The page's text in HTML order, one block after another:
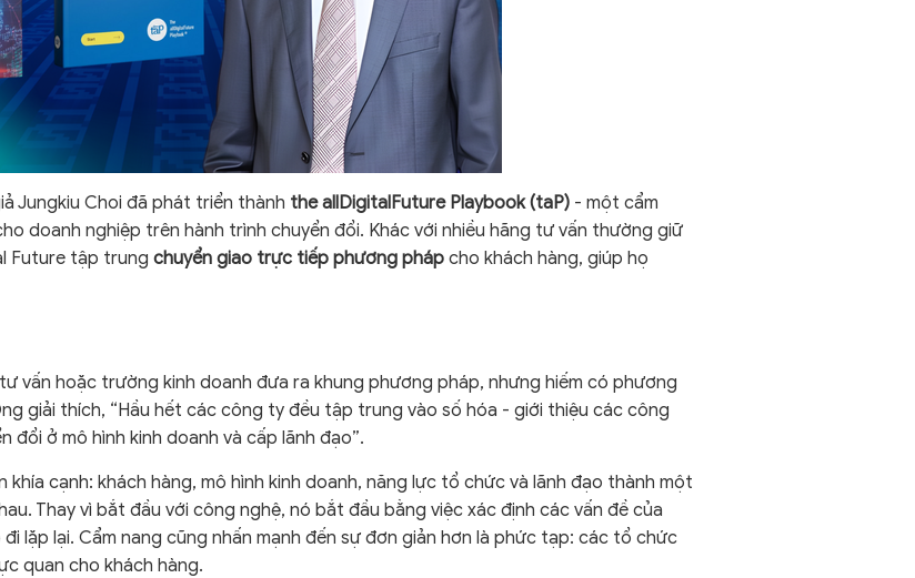
Jungkiu Choi đã phát triển thành the allDigitalFuture Playbook (taP) - một cẩm
doanh nghiệp trên hành trình chuyển đổi. Khác với nhiều hãng tư vấn thường giữ
Future tập trung chuyển giao trực tiếp phương pháp cho khách hàng, giúp họ
vấn hoặc trường kinh doanh đưa ra khung phương pháp, nhưng hiếm có phương
giải thích, “Hầu hết các công ty đều tập trung vào số hóa - giới thiệu các công
đổi ở mô hình kinh doanh và cấp lãnh đạo”.
cạnh: khách hàng, mô hình kinh doanh, năng lực tổ chức và lãnh đạo thành một
Thay vì bắt đầu với công nghệ, nó bắt đầu bằng việc xác định các vấn đề của
lặp lại. Cẩm nang cũng nhấn mạnh đến sự đơn giản hơn là phức tạp: các tổ chức
quan cho khách hàng.